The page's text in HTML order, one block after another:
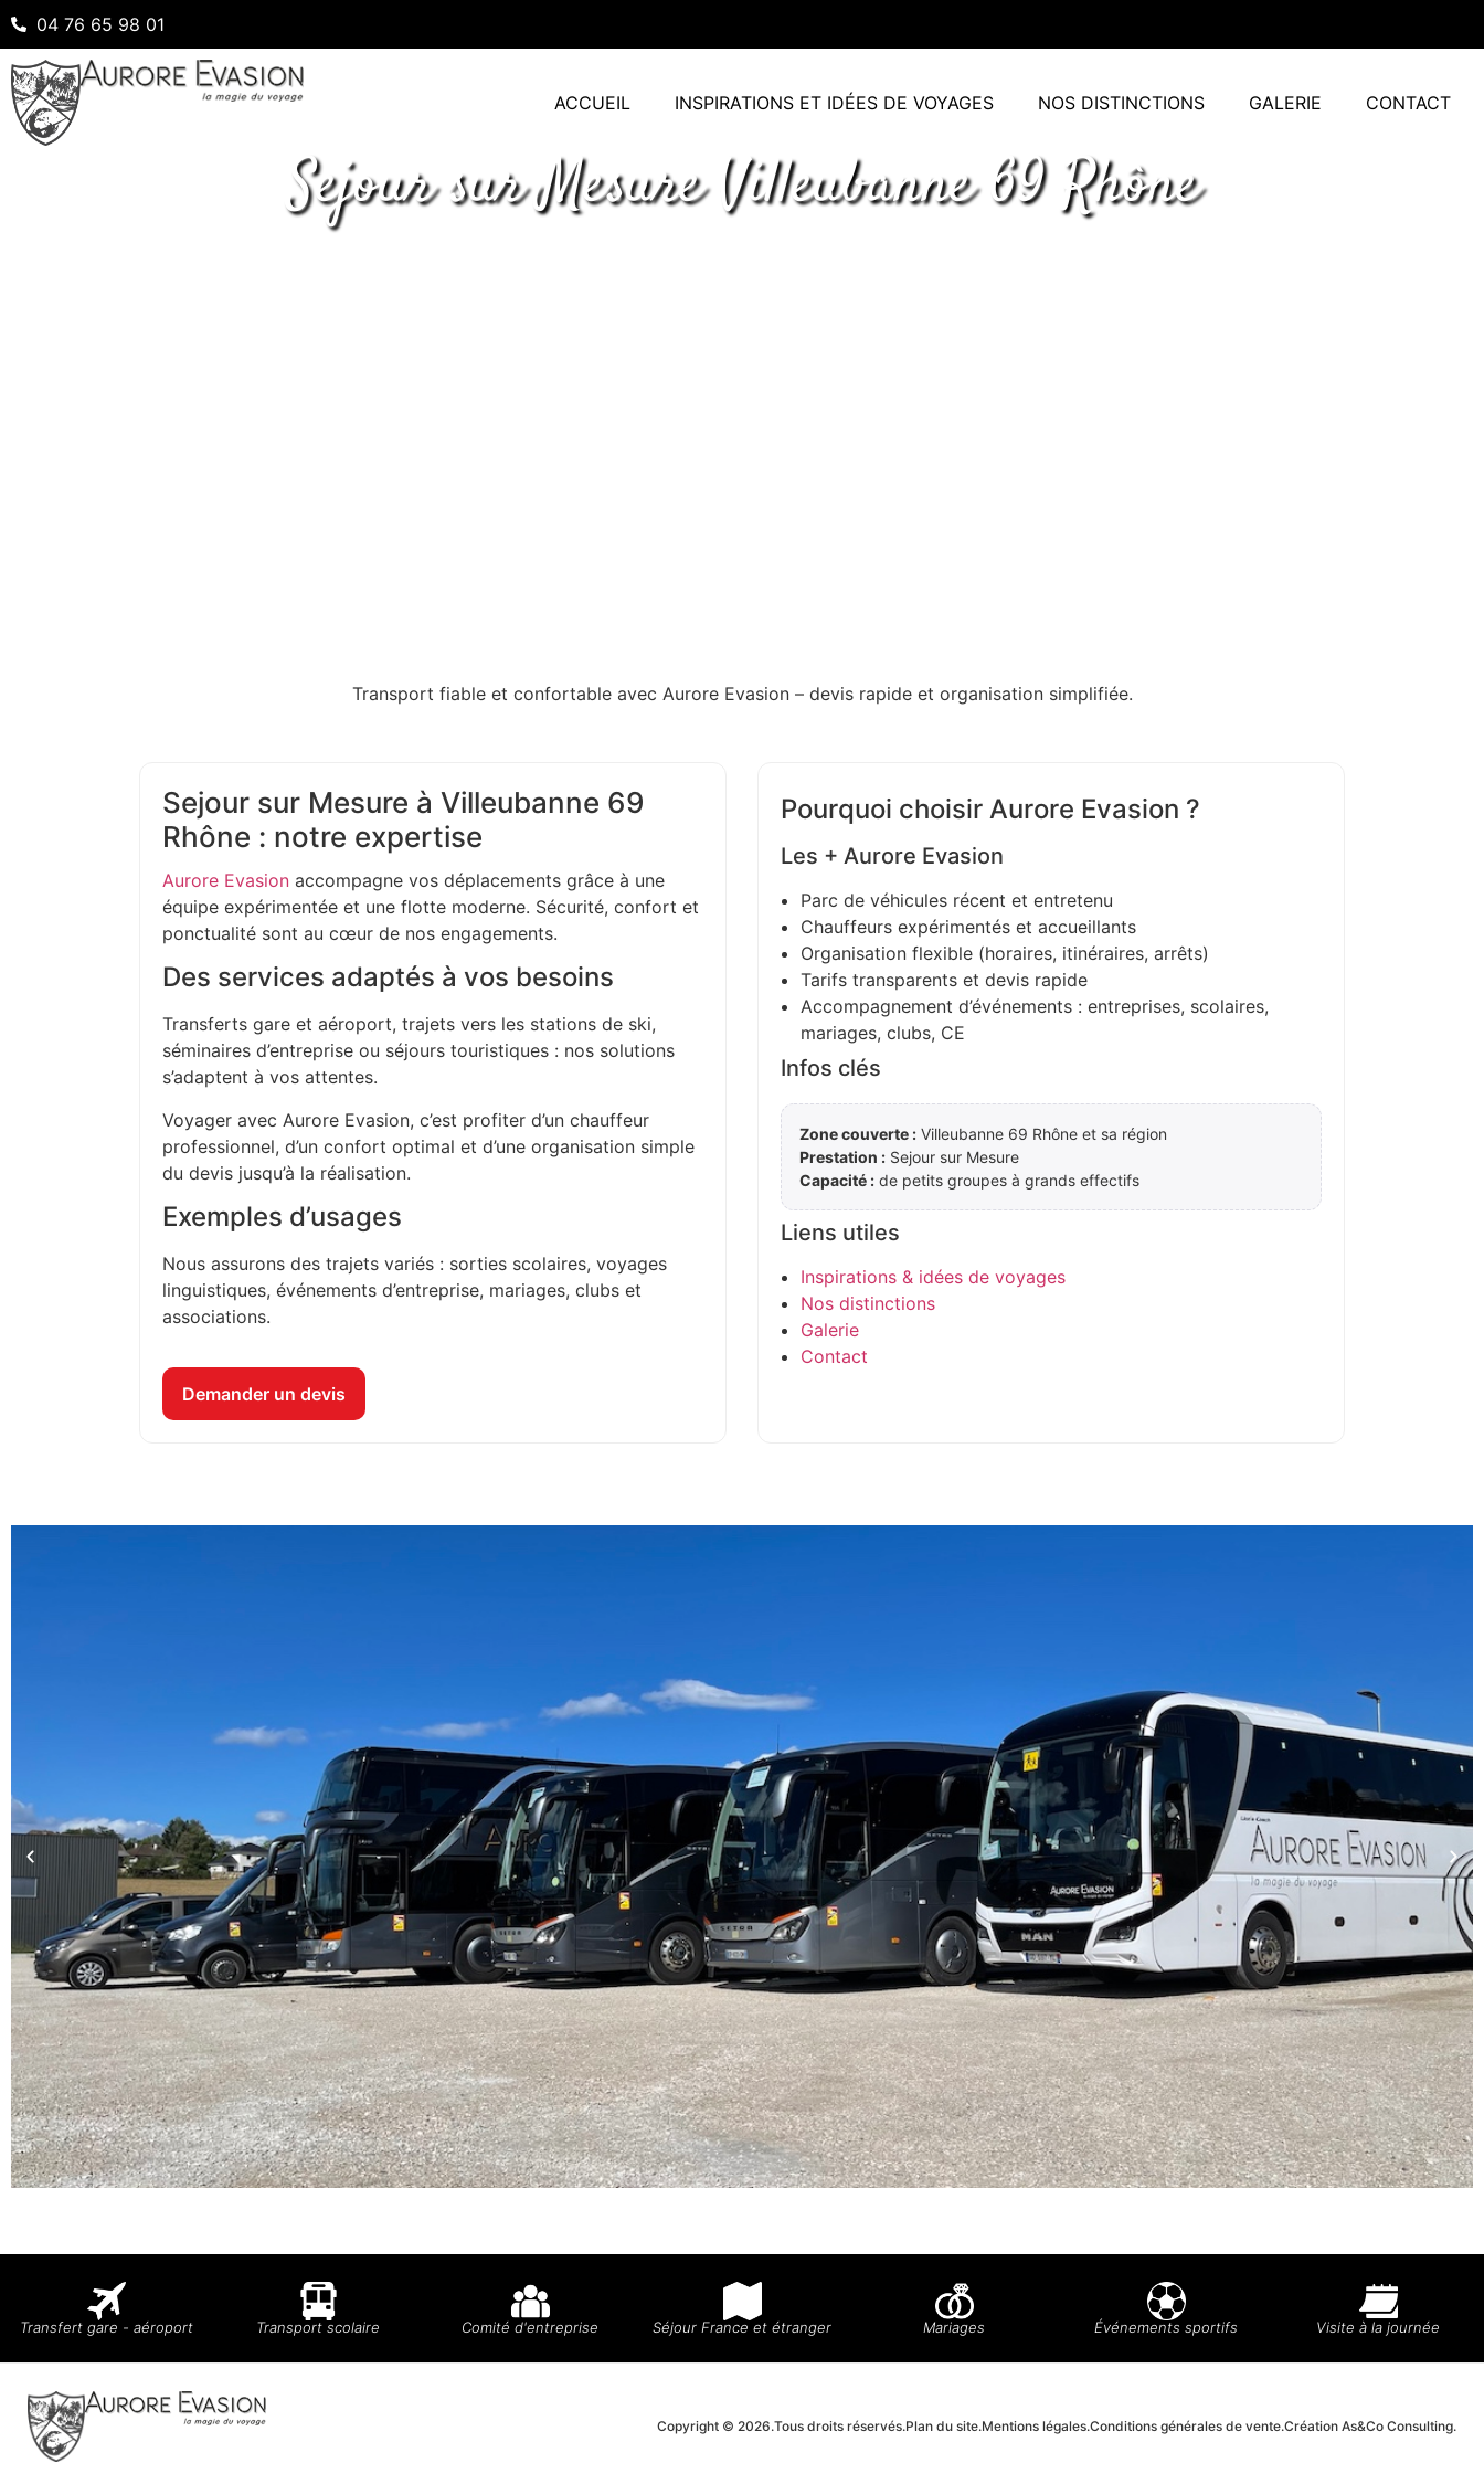
04 76 65 98 01
ACCUEIL INSPIRATIONS ET IDÉES DE VOYAGES NOS DISTINCTIONS GALERIE CONTACT
Sejour sur Mesure Villeubanne 69 Rhône
Transport fiable et confortable avec Aurore Evasion – devis rapide et organisation simplifiée.
Sejour sur Mesure à Villeubanne 69
Rhône : notre expertise
Aurore Evasion accompagne vos déplacements grâce à une
équipe expérimentée et une flotte moderne. Sécurité, confort et
ponctualité sont au cœur de nos engagements.
Des services adaptés à vos besoins
Transferts gare et aéroport, trajets vers les stations de ski,
séminaires d’entreprise ou séjours touristiques : nos solutions
s’adaptent à vos attentes.
Voyager avec Aurore Evasion, c’est profiter d’un chauffeur
professionnel, d’un confort optimal et d’une organisation simple
du devis jusqu’à la réalisation.
Exemples d’usages
Nous assurons des trajets variés : sorties scolaires, voyages
linguistiques, événements d’entreprise, mariages, clubs et
associations.
Demander un devis
Pourquoi choisir Aurore Evasion ?
Les + Aurore Evasion
Parc de véhicules récent et entretenu
Chauffeurs expérimentés et accueillants
Organisation flexible (horaires, itinéraires, arrêts)
Tarifs transparents et devis rapide
Accompagnement d’événements : entreprises, scolaires,
mariages, clubs, CE
Infos clés
Zone couverte : Villeubanne 69 Rhône et sa région
Prestation : Sejour sur Mesure
Capacité : de petits groupes à grands effectifs
Liens utiles
Inspirations & idées de voyages
Nos distinctions
Galerie
Contact
Transfert gare - aéroport Transport scolaire Comité d'entreprise Séjour France et étranger Mariages Événements sportifs Visite à la journée
Copyright © 2026.Tous droits réservés.Plan du site.Mentions légales.Conditions générales de vente.Création As&Co Consulting.